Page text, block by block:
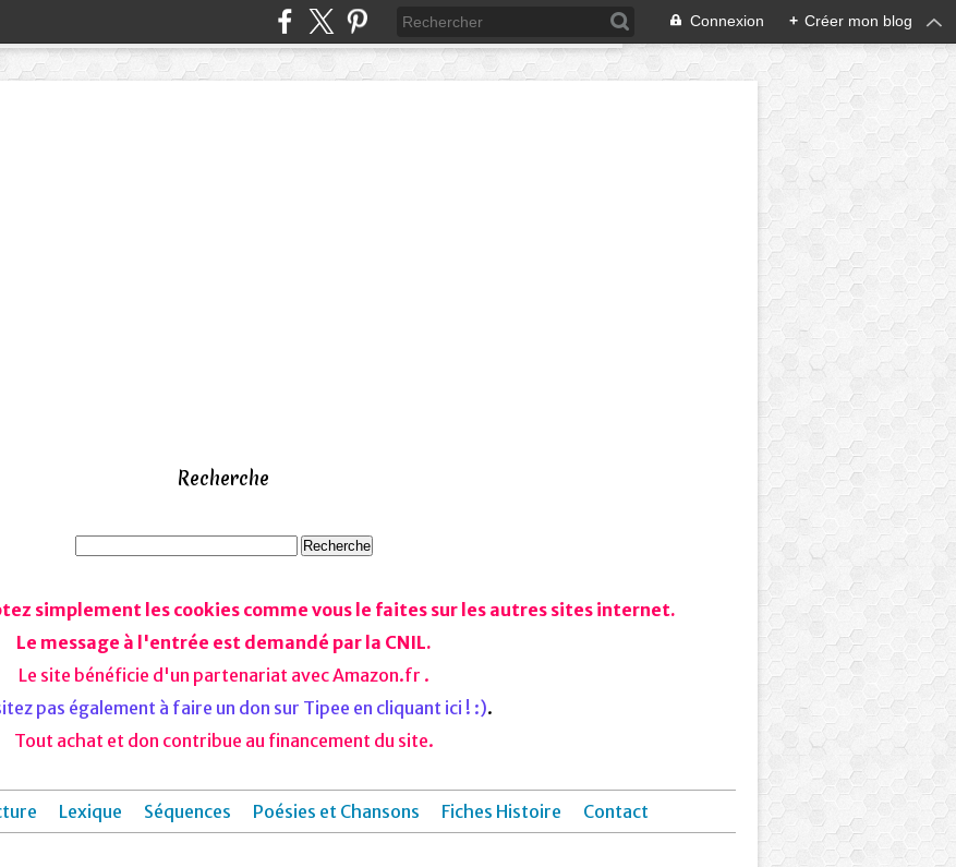
Connexion + Créer mon blog
Recherche
simplement les cookies comme vous le faites sur les autres sites internet.
Le message à l'entrée est demandé par la CNIL.
Le site bénéficie d'un partenariat avec Amazon.fr .
pas également à faire un don sur Tipee en cliquant ici ! :).
Tout achat et don contribue au financement du site.
Lexique Séquences Poésies et Chansons Fiches Histoire Contact